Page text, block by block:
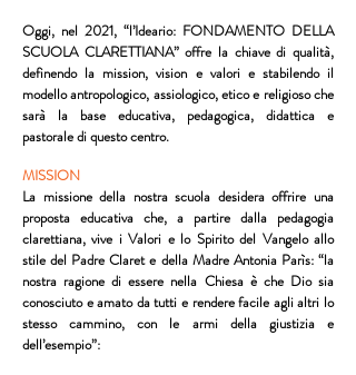
Oggi, nel 2021, “l’Ideario: FONDAMENTO DELLA
SCUOLA CLARETTIANA” offre la chiave di qualità,
definendo la mission, vision e valori e stabilendo il
modello antropologico, assiologico, etico e religioso che
sarà la base educativa, pedagogica, didattica e
pastorale di questo centro.
MISSION
La missione della nostra scuola desidera offrire una
proposta educativa che, a partire dalla pedagogia
clarettiana, vive i Valori e lo Spirito del Vangelo allo
stile del Padre Claret e della Madre Antonia Parìs: “la
nostra ragione di essere nella Chiesa è che Dio sia
conosciuto e amato da tutti e rendere facile agli altri lo
stesso cammino, con le armi della giustizia e
dell’esempio”: